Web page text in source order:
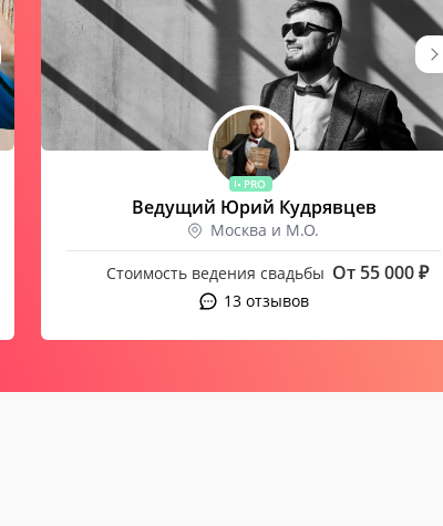
PRO
Ведущий Юрий Кудрявцев
Москва и М.О.
Стоимость ведения свадьбы От 55 000 ₽
13 отзывов